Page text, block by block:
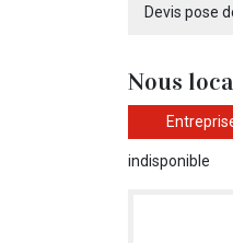
Devis pose
Nous
indisponible